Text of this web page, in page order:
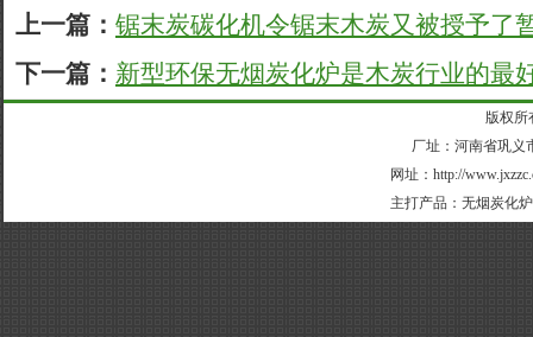
上一篇： 锯末炭碳化机令锯末木炭又被授予了
下一篇： 新型环保无烟炭化炉是木炭行业的最
版权
厂址：河南省巩
网址： http://
主打产品： 无烟炭化炉